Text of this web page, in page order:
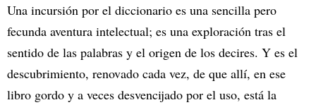
Una incursión por el diccionario es una sencilla pero
fecunda aventura intelectual; es una exploración tras el
sentido de las palabras y el origen de los decires. Y es el
descubrimiento, renovado cada vez, de que allí, en ese
libro gordo y a veces desvencijado por el uso, está la